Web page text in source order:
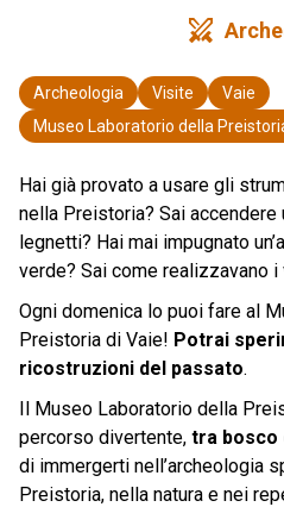
swords
Archeologia Visite
Vaie
Museo Laboratorio della
Hai già provato a usare gli
nella Preistoria? Sai
legnetti? Hai mai impugnato
verde? Sai come realizzavano
Ogni domenica lo puoi fare al
Preistoria di Vaie! Potrai
ricostruzioni del passato.
Il Museo Laboratorio della
percorso divertente, tra bosco
di immergerti nell’archeologia
Preistoria, nella natura e nei